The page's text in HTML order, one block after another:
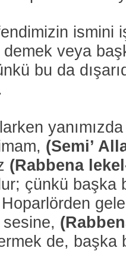
ismini
veya
bu da
(Semi’
(Rabbena
çünkü
sesine,
de, başka